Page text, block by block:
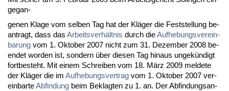
ge­gan-
ge­nen Kla­ge vom sel­ben Tag hat der Kläger die Fest­stel­lung be­
an­tragt, dass das Ar­beits­verhält­nis durch dieAuf­he­bungs­ver­ein­
ba­rung vom 1. Ok­to­ber 2007 nicht zum 31. De­zem­ber 2008 be­
en­det wor­den ist, son­dern über die­sen Tag hin­aus un­gekündigt
fort­be­steht. Mit ei­nem Schrei­ben vom 18. März 2009 mel­de­te
der Kläger die im Auf­he­bungs­ver­trag vom 1. Ok­to­ber 2007 ver­
ein­bar­teAb­fin­dung beim Be­klag­ten zu 1. an. Der Ab­fin­dungs­an­